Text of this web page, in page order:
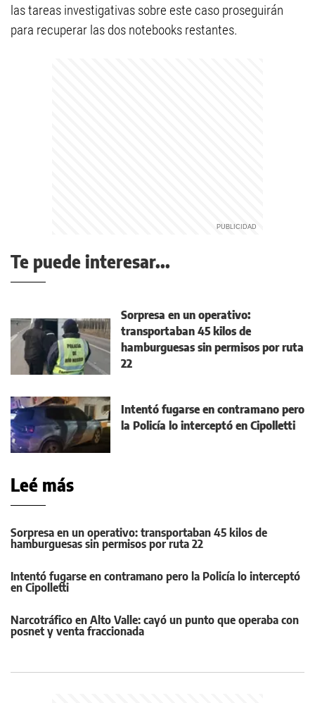
las tareas investigativas sobre este caso proseguirán
para recuperar las dos notebooks restantes.
Te puede interesar...
Sorpresa en un operativo:
transportaban 45 kilos de
hamburguesas sin permisos por ruta
22
Intentó fugarse en contramano pero
la Policía lo interceptó en Cipolletti
Leé más
Sorpresa en un operativo: transportaban 45 kilos de
hamburguesas sin permisos por ruta 22
Intentó fugarse en contramano pero la Policía lo interceptó
en Cipolletti
Narcotráfico en Alto Valle: cayó un punto que operaba con
posnet y venta fraccionada